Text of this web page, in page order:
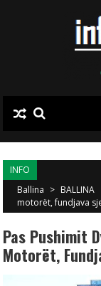
INFO
Ballina > BALLINA
motorët, fundjava
Pas Pushimit
Motorët,